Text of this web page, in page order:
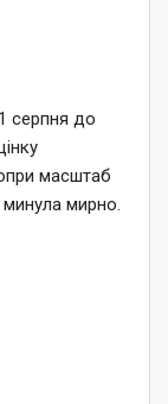
серпня до
масштаб
минула мирно.